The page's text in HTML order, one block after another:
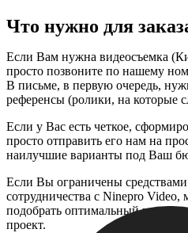
Что нужно для
Если Вам нужна видеосъемка
просто позвоните по нашему
В письме, в первую очередь,
референсы (ролики, на которые
Если у Вас есть четкое,
просто отправить его нам на
наилучшие варианты под Ваш
Если Вы ограничены
сотрудничества с Ninepro
подобрать оптимальный
проект.